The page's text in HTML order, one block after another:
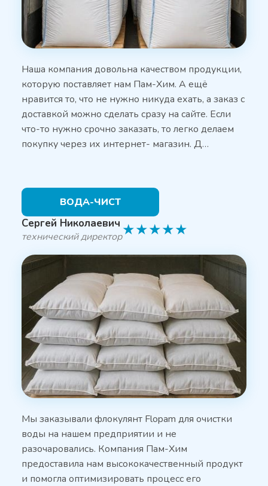
Наша компания довольна качеством продукции,
которую поставляет нам Пам-Хим. А ещё
нравится то, что не нужно никуда ехать, а заказ с
доставкой можно сделать сразу на сайте. Если
что-то нужно срочно заказать, то легко делаем
покупку через их интернет- магазин. Д…
ВОДА-ЧИСТ
Сергей Николаевич
технический директор★★★★★
Мы заказывали флокулянт Flopam для очистки
воды на нашем предприятии и не
разочаровались. Компания Пам-Хим
предоставила нам высококачественный продукт
и помогла оптимизировать процесс его